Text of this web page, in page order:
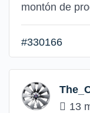
montón de
#330166
13